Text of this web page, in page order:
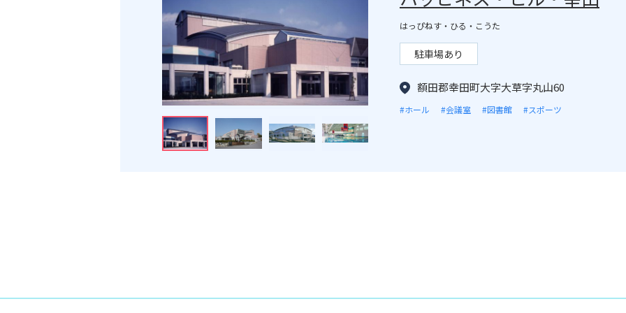
はっぴねす・ひる・こうた
駐車場あり
額田郡幸田町大字大草字丸山60
#ホール #会議室 #図書館 #スポーツ